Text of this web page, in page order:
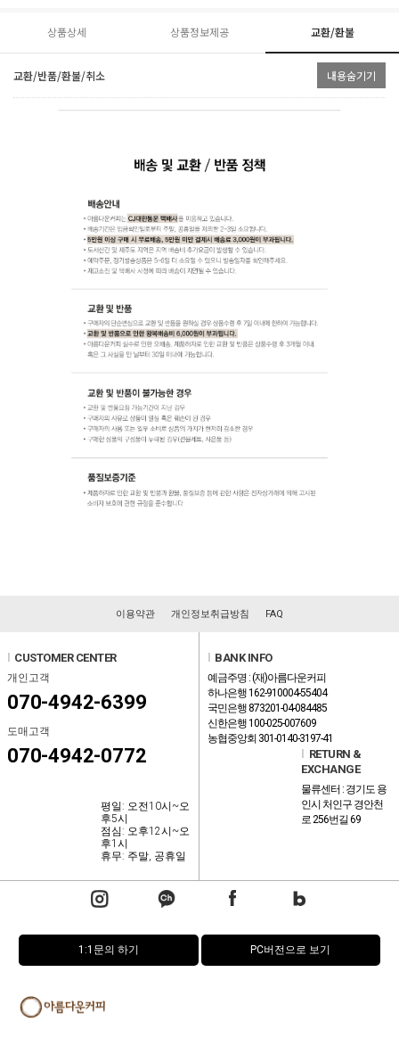
상품상세 상품정보제공 교환/환불
교환/반품/환불/취소 내용숨기기
이용약관 개인정보취급방침 FAQ
CUSTOMER CENTER
개인고객
070-4942-6399
도매고객
070-4942-0772
평일: 오전10시~오
후5시
점심: 오후12시~오
후1시
휴무: 주말, 공휴일
BANK INFO
예금주명 : (재)아름다운커피
하나은행 162-910004-55404
국민은행 873201-04-084485
신한은행 100-025-007609
농협중앙회 301-0140-3197-41
RETURN &
EXCHANGE
물류센터 : 경기도 용
인시 처인구 경안천
로 256번길 69
1:1문의 하기 PC버전으로 보기